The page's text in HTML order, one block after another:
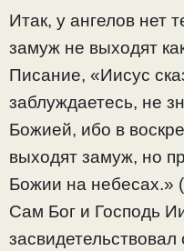
Итак, у ангелов нет
замуж не выходят
Писание, «Иисус
заблуждаетесь, не
Божией, ибо в
выходят замуж, но
Божии на
Сам Бог и Господь